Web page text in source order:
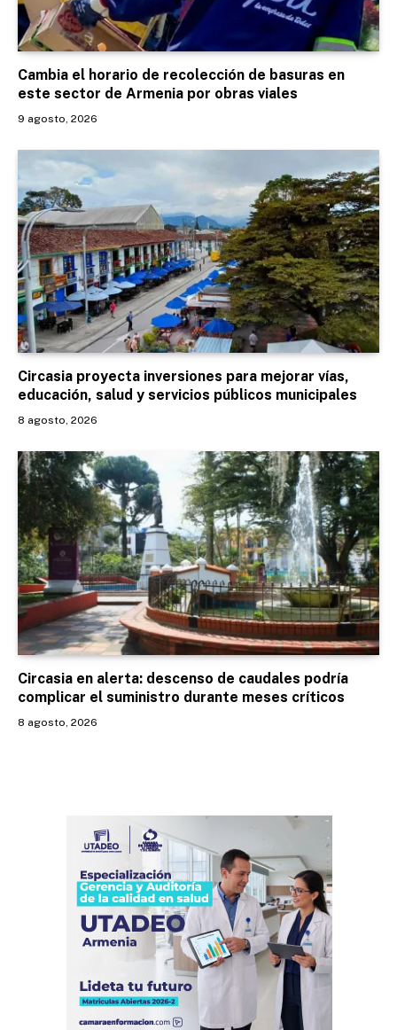
Cambia el horario de recolección de basuras en
este sector de Armenia por obras viales
9 agosto, 2026
Circasia proyecta inversiones para mejorar vías,
educación, salud y servicios públicos municipales
8 agosto, 2026
Circasia en alerta: descenso de caudales podría
complicar el suministro durante meses críticos
8 agosto, 2026